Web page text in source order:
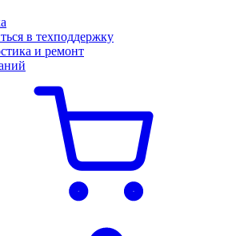
в техподдержку
и ремонт